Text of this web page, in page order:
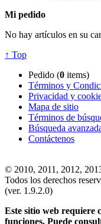
Mi pedido
No hay artículos en su
↑ Top
Pedido (0 items)
Términos y
Privacidad y
Mapa de sitio
Términos de
Búsqueda
Contáctenos
© 2010, 2011, 2012,
Todos los derechos
(ver. 1.9.2.0)
Este sitio web requiere
funciones. Puede